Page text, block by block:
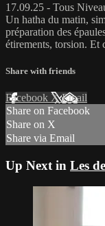
17.09.25 - Tous
Un hatha du matin,
préparation des
étirements, torsion. Et
Share with friends
Facebook XEmail
Share on Facebook
Share on X
Share via Email
Up Next in Les